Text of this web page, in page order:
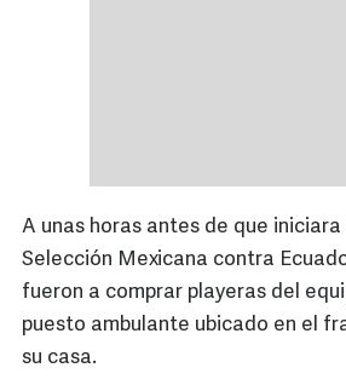
A unas horas antes de que
Selección Mexicana contra
fueron a comprar playeras del
puesto ambulante ubicado en el
su casa.